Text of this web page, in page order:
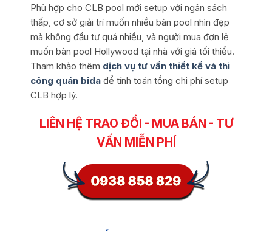
Phù hợp cho CLB pool mới setup với ngân sách
thấp, cơ sở giải trí muốn nhiều bàn pool nhìn đẹp
mà không đầu tư quá nhiều, và người mua đơn lẻ
muốn bàn pool Hollywood tại nhà với giá tối thiểu.
Tham khảo thêm dịch vụ tư vấn thiết kế và thi
công quán bidađể tính toán tổng chi phí setup
CLB hợp lý.
LIÊN HỆ TRAO ĐỔI - MUA BÁN - TƯ
VẤN MIỄN PHÍ